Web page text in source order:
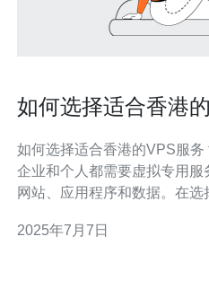
如何选择适合香港
如何选择适合香港的VPS服务？ 在当今数字化时代，
企业和个人都需要虚拟专用
网站、应用程序和数据。在
的VPS服务。 首先要考虑的是价格。不同的VPS服务提供
2025年7月7日